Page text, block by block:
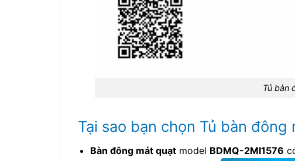
Tủ bàn
Tại sao bạn chọn Tủ bàn
Bàn đông mát quạtmodel BDMQ-2MI1576